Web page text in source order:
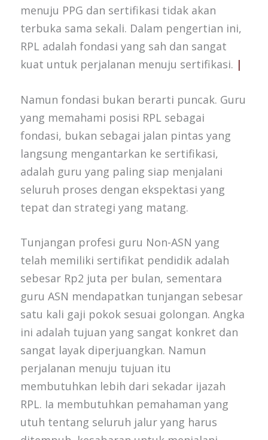
menuju PPG dan sertifikasi tidak akan
terbuka sama sekali. Dalam pengertian ini,
RPL adalah fondasi yang sah dan sangat
kuat untuk perjalanan menuju sertifikasi. |
Namun fondasi bukan berarti puncak. Guru
yang memahami posisi RPL sebagai
fondasi, bukan sebagai jalan pintas yang
langsung mengantarkan ke sertifikasi,
adalah guru yang paling siap menjalani
seluruh proses dengan ekspektasi yang
tepat dan strategi yang matang.
Tunjangan profesi guru Non-ASN yang
telah memiliki sertifikat pendidik adalah
sebesar Rp2 juta per bulan, sementara
guru ASN mendapatkan tunjangan sebesar
satu kali gaji pokok sesuai golongan. Angka
ini adalah tujuan yang sangat konkret dan
sangat layak diperjuangkan. Namun
perjalanan menuju tujuan itu
membutuhkan lebih dari sekadar ijazah
RPL. Ia membutuhkan pemahaman yang
utuh tentang seluruh jalur yang harus